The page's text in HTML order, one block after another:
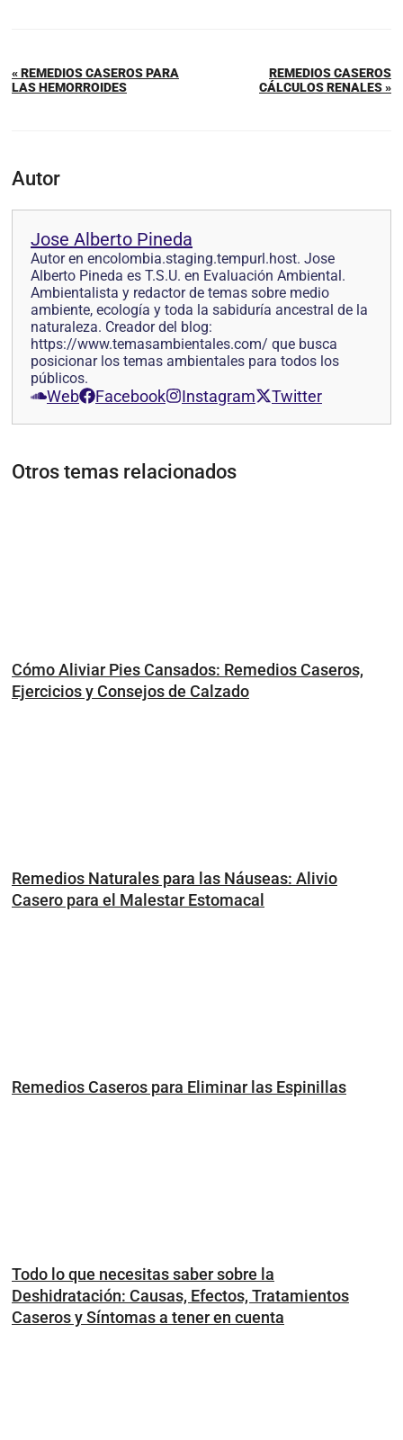
« REMEDIOS CASEROS PARA
LAS HEMORROIDES
REMEDIOS CASEROS
CÁLCULOS RENALES »
Autor
Jose Alberto Pineda
Autor en encolombia.staging.tempurl.host. Jose
Alberto Pineda es T.S.U. en Evaluación Ambiental.
Ambientalista y redactor de temas sobre medio
ambiente, ecología y toda la sabiduría ancestral de la
naturaleza. Creador del blog:
https://www.temasambientales.com/ que busca
posicionar los temas ambientales para todos los
públicos.
Web Facebook Instagram Twitter
Otros temas relacionados
Cómo Aliviar Pies Cansados: Remedios Caseros,
Ejercicios y Consejos de Calzado
Remedios Naturales para las Náuseas: Alivio
Casero para el Malestar Estomacal
Remedios Caseros para Eliminar las Espinillas
Todo lo que necesitas saber sobre la
Deshidratación: Causas, Efectos, Tratamientos
Caseros y Síntomas a tener en cuenta